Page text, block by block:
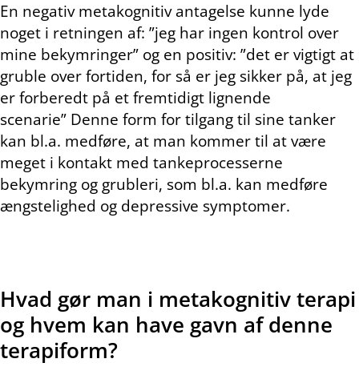
En negativ metakognitiv antagelse kunne lyde
noget i retningen af: ”jeg har ingen kontrol over
mine bekymringer” og en positiv: ”det er vigtigt at
gruble over fortiden, for så er jeg sikker på, at jeg
er forberedt på et fremtidigt lignende
scenarie” Denne form for tilgang til sine tanker
kan bl.a. medføre, at man kommer til at være
meget i kontakt med tankeprocesserne
bekymring og grubleri, som bl.a. kan medføre
ængstelighed og depressive symptomer.
Hvad gør man i metakognitiv terapi
og hvem kan have gavn af denne
terapiform?